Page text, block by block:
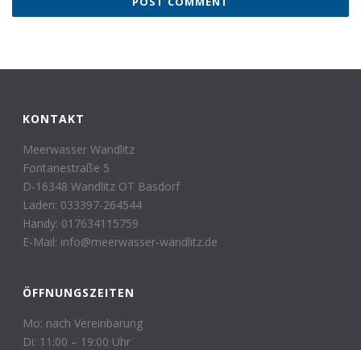
KONTAKT
Meerwasser Wandlitz
Fontanestraße 5
D-16348 Wandlitz OT Basdorf
Laden: 033397-264544
Handy: 017634115759
E-Mail: info@meerwasser-wandlitz.de
ÖFFNUNGSZEITEN
Mo: nach Vereinbarung
Di: 11:00 – 19:00 Uhr